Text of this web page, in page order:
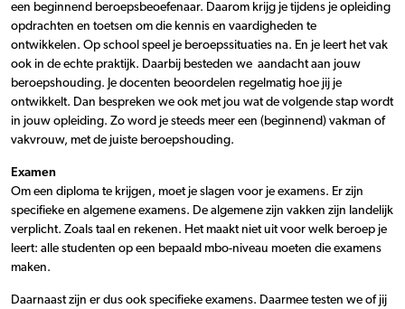
een beginnend beroepsbeoefenaar. Daarom krijg je tijdens je opleiding
opdrachten en toetsen om die kennis en vaardigheden te
ontwikkelen. Op school speel je beroepssituaties na. En je leert het vak
ook in de echte praktijk. Daarbij besteden we aandacht aan jouw
beroepshouding. Je docenten beoordelen regelmatig hoe jij je
ontwikkelt. Dan bespreken we ook met jou wat de volgende stap wordt
in jouw opleiding. Zo word je steeds meer een (beginnend) vakman of
vakvrouw, met de juiste beroepshouding.
Examen
Om een diploma te krijgen, moet je slagen voor je examens. Er zijn
specifieke en algemene examens. De algemene zijn vakken zijn landelijk
verplicht. Zoals taal en rekenen. Het maakt niet uit voor welk beroep je
leert: alle studenten op een bepaald mbo-niveau moeten die examens
maken.
Daarnaast zijn er dus ook specifieke examens. Daarmee testen we of jij